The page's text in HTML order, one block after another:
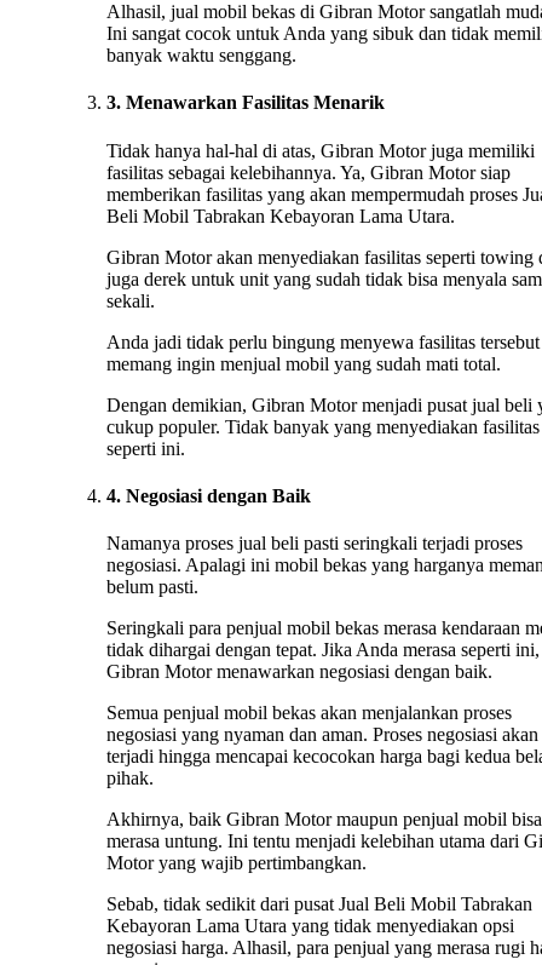
Alhasil, jual mobil bekas di Gibran Motor sangatlah
Ini sangat cocok untuk Anda yang sibuk dan tidak
banyak waktu senggang.
3. Menawarkan Fasilitas Menarik
Tidak hanya hal-hal di atas, Gibran Motor juga memiliki
fasilitas sebagai kelebihannya. Ya, Gibran Motor siap
memberikan fasilitas yang akan mempermudah proses
Beli Mobil Tabrakan Kebayoran Lama Utara.
Gibran Motor akan menyediakan fasilitas seperti towing
juga derek untuk unit yang sudah tidak bisa menyala
sekali.
Anda jadi tidak perlu bingung menyewa fasilitas
memang ingin menjual mobil yang sudah mati total.
Dengan demikian, Gibran Motor menjadi pusat jual beli
cukup populer. Tidak banyak yang menyediakan fasilitas
seperti ini.
4. Negosiasi dengan Baik
Namanya proses jual beli pasti seringkali terjadi proses
negosiasi. Apalagi ini mobil bekas yang harganya
belum pasti.
Seringkali para penjual mobil bekas merasa kendaraan
tidak dihargai dengan tepat. Jika Anda merasa seperti ini,
Gibran Motor menawarkan negosiasi dengan baik.
Semua penjual mobil bekas akan menjalankan proses
negosiasi yang nyaman dan aman. Proses negosiasi akan
terjadi hingga mencapai kecocokan harga bagi kedua
pihak.
Akhirnya, baik Gibran Motor maupun penjual mobil bisa
merasa untung. Ini tentu menjadi kelebihan utama dari
Motor yang wajib pertimbangkan.
Sebab, tidak sedikit dari pusat Jual Beli Mobil Tabrakan
Kebayoran Lama Utara yang tidak menyediakan opsi
negosiasi harga. Alhasil, para penjual yang merasa rugi